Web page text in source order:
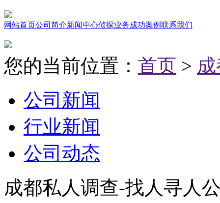
网站首页公司简介新闻中心侦探业务成功案例联系我们
您的当前位置： 首页 >
公司新闻
行业新闻
公司动态
成都私人调查-找人寻人